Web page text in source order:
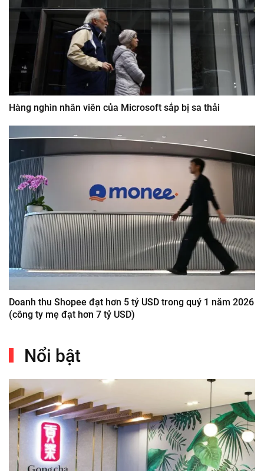
Hàng nghìn nhân viên của Microsoft sắp bị sa thải
Doanh thu Shopee đạt hơn 5 tỷ USD trong quý 1 năm 2026
(công ty mẹ đạt hơn 7 tỷ USD)
Nổi bật